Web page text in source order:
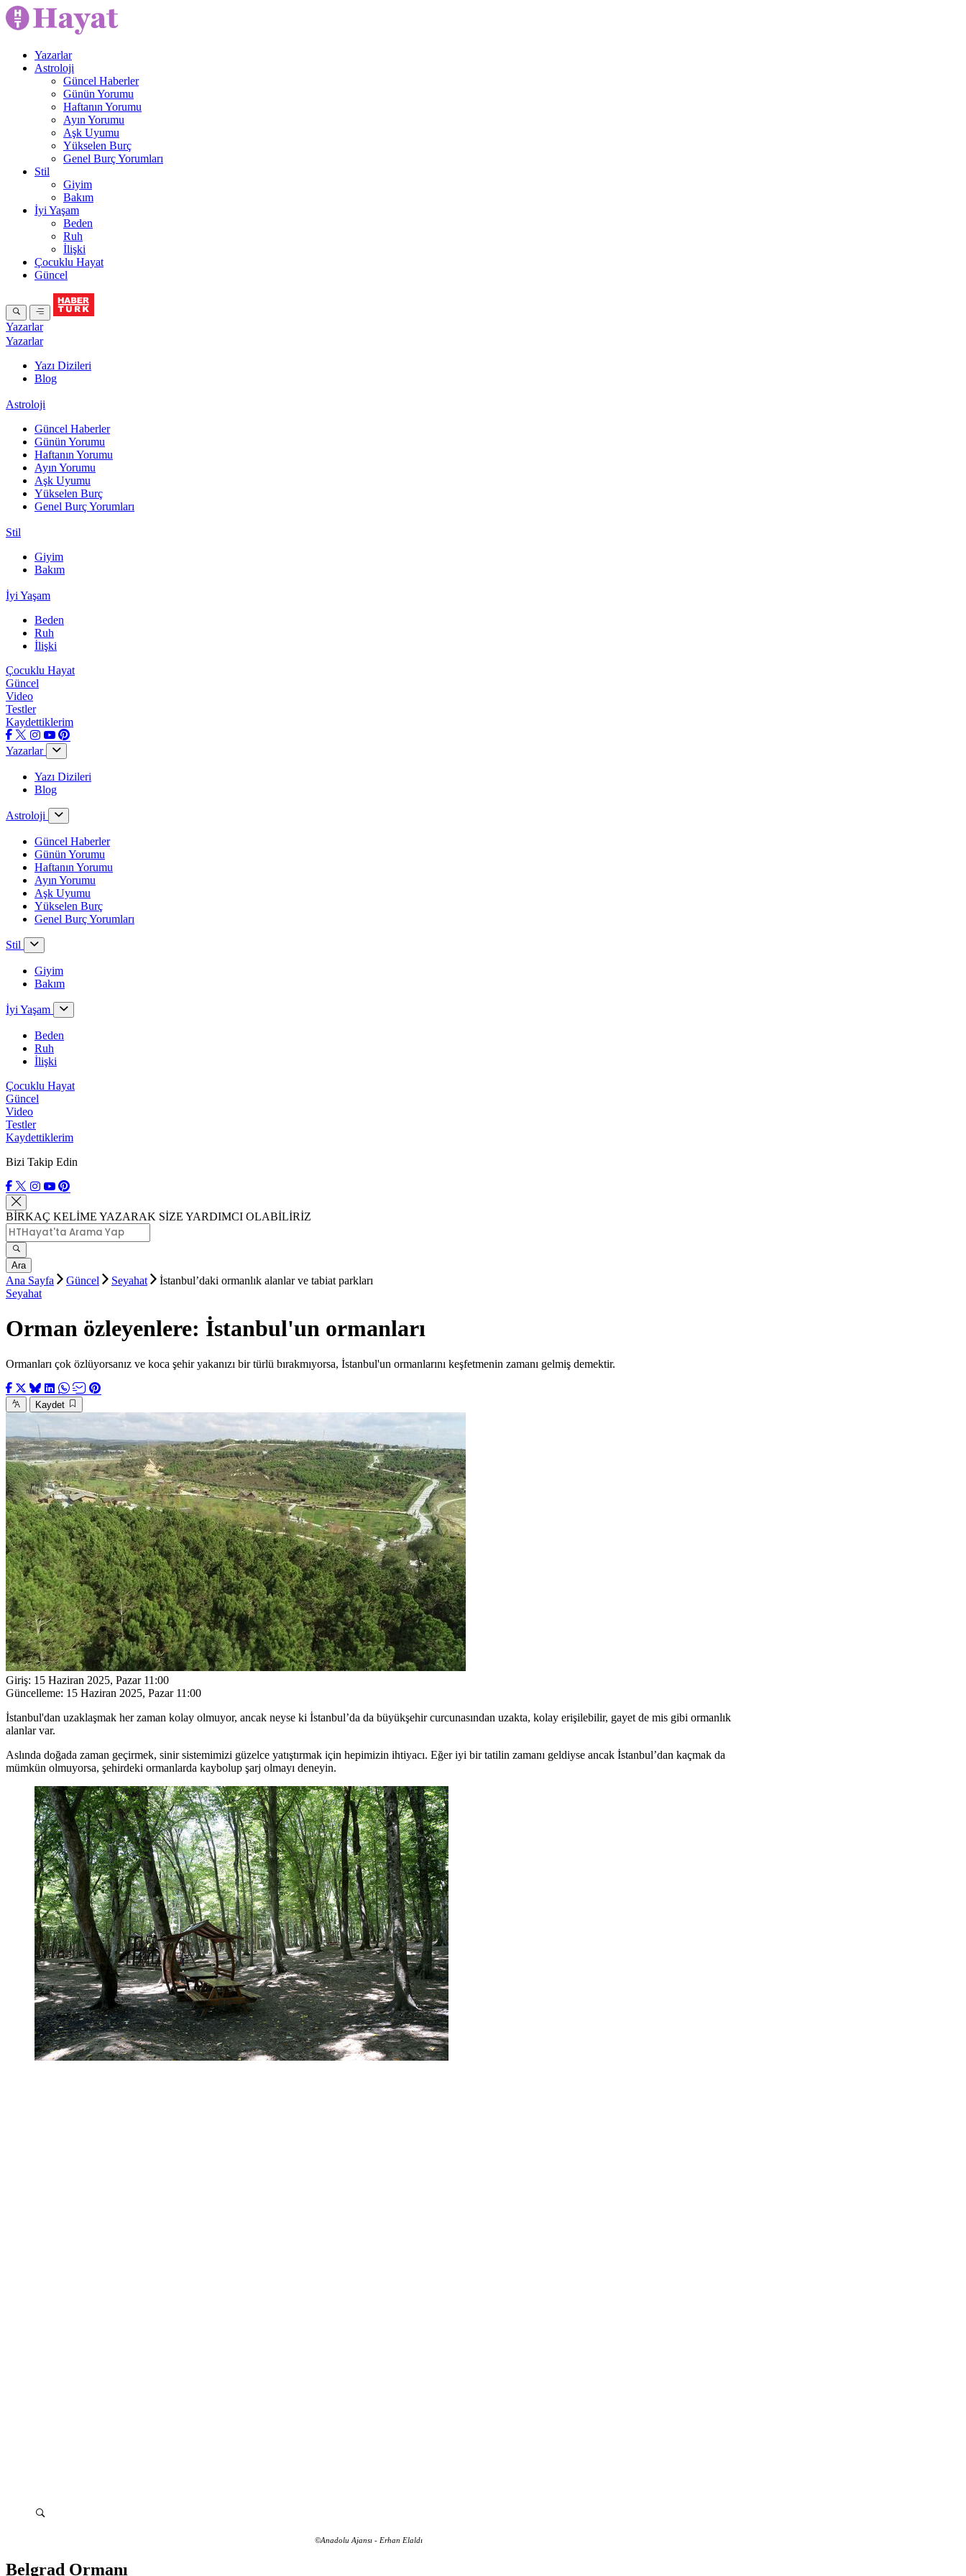
Yazarlar
Astroloji
Güncel Haberler
Günün Yorumu
Haftanın Yorumu
Ayın Yorumu
Aşk Uyumu
Yükselen Burç
Genel Burç Yorumları
Stil
Giyim
Bakım
İyi Yaşam
Beden
Ruh
İlişki
Çocuklu Hayat
Güncel
Yazarlar
Yazarlar
Yazı Dizileri
Blog
Astroloji
Güncel Haberler
Günün Yorumu
Haftanın Yorumu
Ayın Yorumu
Aşk Uyumu
Yükselen Burç
Genel Burç Yorumları
Stil
Giyim
Bakım
İyi Yaşam
Beden
Ruh
İlişki
Çocuklu Hayat
Güncel
Video
Testler
Kaydettiklerim
Yazarlar
Yazı Dizileri
Blog
Astroloji
Güncel Haberler
Günün Yorumu
Haftanın Yorumu
Ayın Yorumu
Aşk Uyumu
Yükselen Burç
Genel Burç Yorumları
Stil
Giyim
Bakım
İyi Yaşam
Beden
Ruh
İlişki
Çocuklu Hayat
Güncel
Video
Testler
Kaydettiklerim
Bizi Takip Edin
BİRKAÇ KELİME YAZARAK SİZE YARDIMCI OLABİLİRİZ
Ara
Ana Sayfa Güncel Seyahat
İstanbul’daki ormanlık alanlar ve tabiat parkları
Seyahat
Orman özleyenlere: İstanbul'un ormanları
Ormanları çok özlüyorsanız ve koca şehir yakanızı bir türlü bırakmıyorsa, İstanbul'un ormanlarını keşfetmenin zamanı gelmiş demektir.
Kaydet
Giriş: 15 Haziran 2025, Pazar 11:00
Güncelleme: 15 Haziran 2025, Pazar 11:00
​​İstanbul'dan uzaklaşmak her zaman kolay olmuyor, ancak neyse ki İstanbul’da da büyükşehir curcunasından uzakta, kolay erişilebilir, gayet de mis gibi ormanlık
alanlar var.
Aslında doğada zaman geçirmek, sinir sistemimizi güzelce yatıştırmak için hepimizin ihtiyacı. Eğer iyi bir tatilin zamanı geldiyse ancak İstanbul’dan kaçmak da
mümkün olmuyorsa, şehirdeki ormanlarda kaybolup şarj olmayı deneyin.
©Anadolu Ajansı - Erhan Elaldı
Belgrad Ormanı